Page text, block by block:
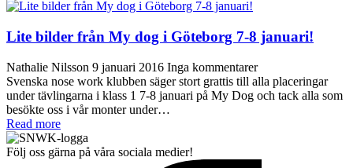
Lite bilder från My dog i Göteborg 7-8 januari!
Nathalie Nilsson 9 januari 2016 Inga kommentarer
Svenska nose work klubben säger stort grattis till alla placeringar
under tävlingarna i klass 1 7-8 januari på My Dog och tack alla som
besökte oss i vår monter under…
Read more
Följ oss gärna på våra sociala medier!